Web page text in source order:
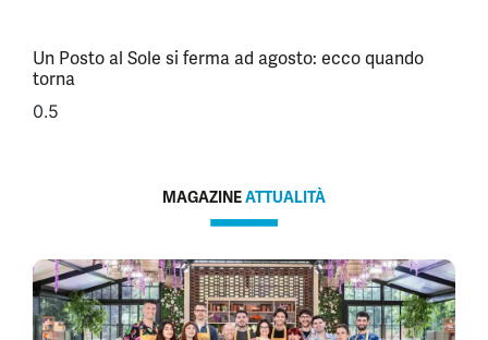
Un Posto al Sole si ferma ad agosto: ecco quando
torna
MAGAZINEATTUALITÀ